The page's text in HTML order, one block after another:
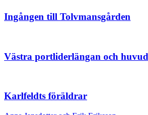
Ingången till Tolvmansgården
Västra portliderlängan och
Karlfeldts föräldrar